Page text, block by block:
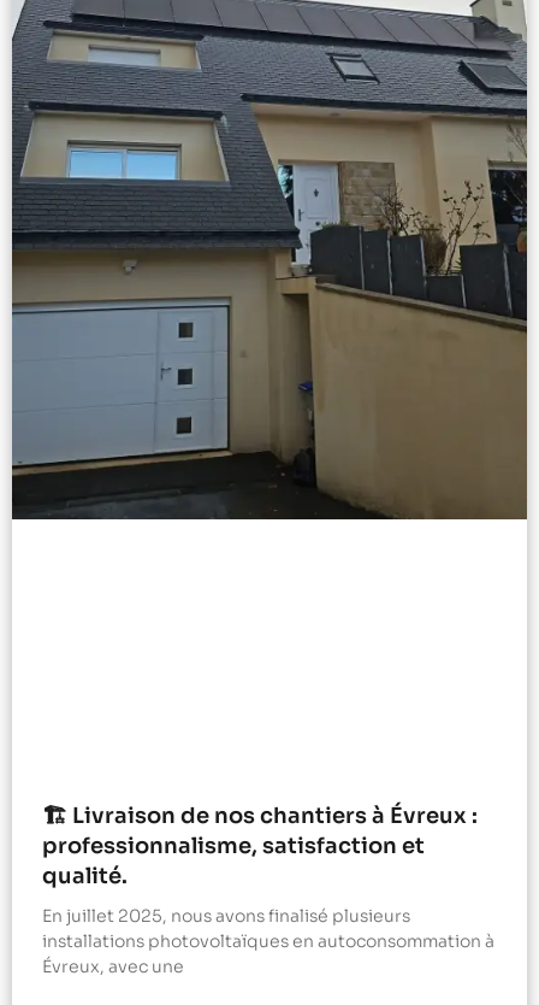
🏗️ Livraison de nos chantiers à Évreux :
professionnalisme, satisfaction et
qualité.
En juillet 2025, nous avons finalisé plusieurs
installations photovoltaïques en autoconsommation à
Évreux, avec une